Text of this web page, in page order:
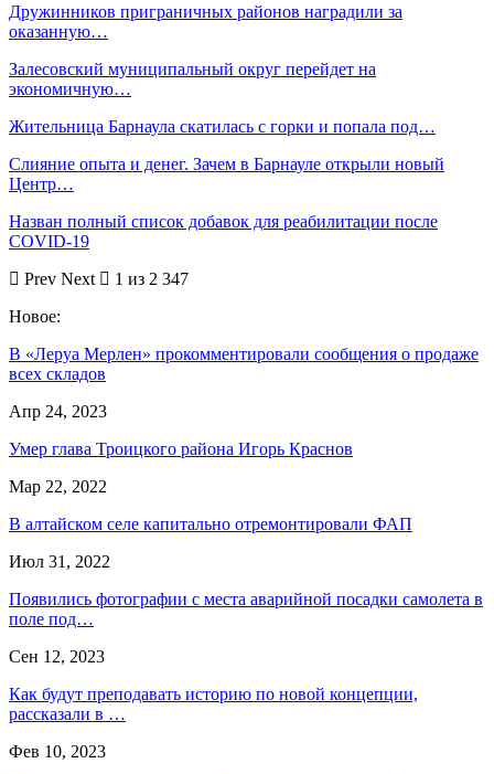
Дружинников приграничных районов наградили за
оказанную…
Залесовский муниципальный округ перейдет на
экономичную…
Жительница Барнаула скатилась с горки и попала под…
Слияние опыта и денег. Зачем в Барнауле открыли новый
Центр…
Назван полный список добавок для реабилитации после
COVID-19
Prev Next
1 из 2 347
Новое:
В «Леруа Мерлен» прокомментировали сообщения о продаже
всех складов
Апр 24, 2023
Умер глава Троицкого района Игорь Краснов
Мар 22, 2022
В алтайском селе капитально отремонтировали ФАП
Июл 31, 2022
Появились фотографии с места аварийной посадки самолета в
поле под…
Сен 12, 2023
Как будут преподавать историю по новой концепции,
рассказали в …
Фев 10, 2023